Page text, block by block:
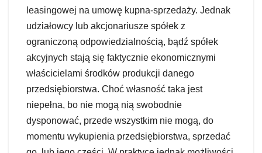
leasingowej na umowę kupna-sprzedaży. Jednak
udziałowcy lub akcjonariusze spółek z
ograniczoną odpowiedzialnością, bądź spółek
akcyjnych stają się faktycznie ekonomicznymi
właścicielami środków produkcji danego
przedsiębiorstwa. Choć własność taka jest
niepełna, bo nie mogą nią swobodnie
dysponować, przede wszystkim nie mogą, do
momentu wykupienia przedsiębiorstwa, sprzedać